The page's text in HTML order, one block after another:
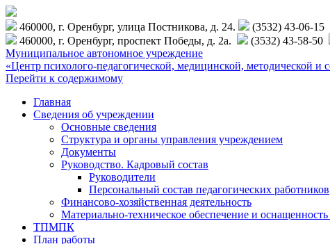
460000, г. Оренбург, улица Постникова, д. 24. (3532) 43-06-15
460000, г. Оренбург, проспект Победы, д. 2а.
(3532) 43-58-50
Муниципальное автономное учреждение
«Центр психолого-педагогической, медицинской,
Перейти к содержимому
Главная
Сведения об учреждении
Основные сведения
Структура и органы управления учреждением
Документы
Руководство. Кадровый состав
Руководители
Персональный состав педагогических работников
Финансово-хозяйственная деятельность
Материально-техническое обеспечение и
ТПМПК
План работы